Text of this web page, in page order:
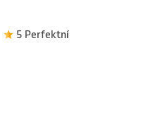
5 Perfektní